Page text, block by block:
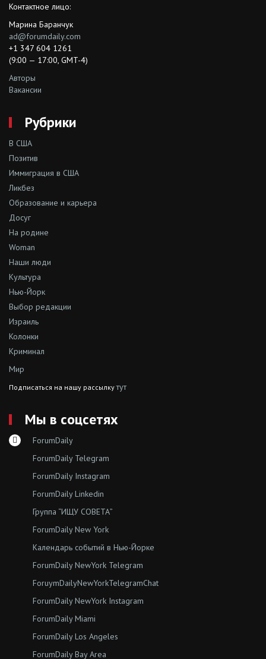
Контактное лицо:
Марина Баранчук
ad@forumdaily.com
+1 347 604 1261
(9:00 — 17:00, GMT-4)
Авторы
Вакансии
Рубрики
В США
Позитив
Иммиграция в США
Ликбез
Образование и карьера
Досуг
На родине
Woman
Наши люди
Культура
Нью-Йорк
Выбор редакции
Израиль
Колонки
Криминал
Мир
Подписаться на нашу рассылкутут
Мы в соцсетях
ForumDaily
ForumDaily Telegram
ForumDaily Instagram
ForumDaily Linkedin
Группа “ИЩУ СОВЕТА”
ForumDaily New York
Календарь событий в Нью-Йорке
ForumDaily NewYork Telegram
ForuymDailyNewYorkTelegramChat
ForumDaily NewYork Instagram
ForumDaily Miami
ForumDaily Los Angeles
ForumDaily Bay Area